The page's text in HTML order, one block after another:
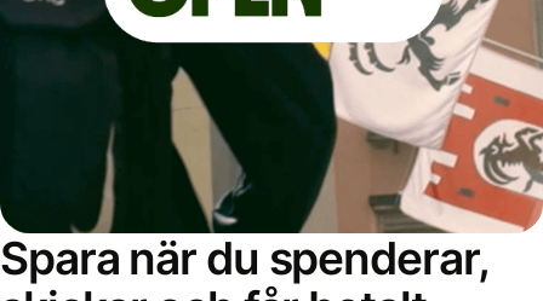
Spara när du spenderar,